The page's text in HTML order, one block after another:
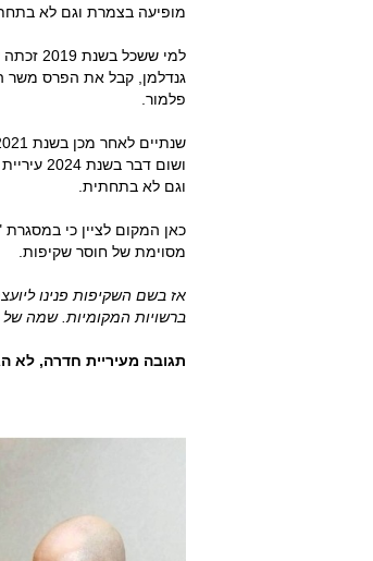
מופיעה בצמרת וגם לא
למי
גנדלמן, קבל את הפרס משר
פלמור.
וגם לא בתחתית.
כאן המקום לציין כי
מסוימת של חוסר שקיפות.
אז בשם השקיפות פנינו
ברשויות המקומיות. שמה
תגובה מעיריית חדרה, לא